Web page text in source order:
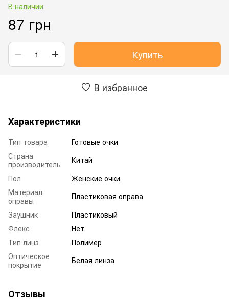
В наличии
87 грн
Купить
В избранное
Характеристики
Тип товара
Готовые очки
Страна
производитель
Китай
Пол
Женские очки
Материал
оправы
Пластиковая оправа
Заушник
Пластиковый
Флекс
Нет
Тип линз
Полимер
Оптическое
покрытие
Белая линза
Отзывы